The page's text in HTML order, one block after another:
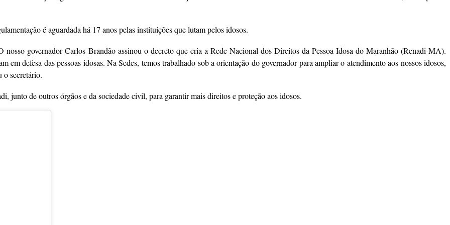
é aguardada há 17 anos pelas instituições que lutam pelos idosos.
governador Carlos Brandão assinou o decreto que cria a Rede Nacional dos Direitos da Pessoa Idosa do Maranhão (Renadi-MA).
em defesa das pessoas idosas. Na Sedes, temos trabalhado sob a orientação do governador para ampliar o atendimento aos nossos idosos,
secretário.
junto de outros órgãos e da sociedade civil, para garantir mais direitos e proteção aos idosos.